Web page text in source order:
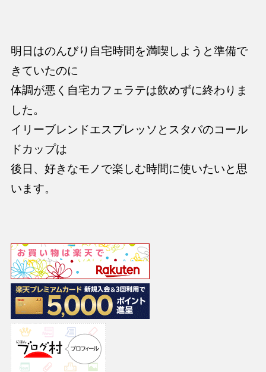
明日はのんびり自宅時間を満喫しようと準備で
きていたのに
体調が悪く自宅カフェラテは飲めずに終わりま
した。
イリーブレンドエスプレッソとスタバのコール
ドカップは
後日、好きなモノで楽しむ時間に使いたいと思
います。